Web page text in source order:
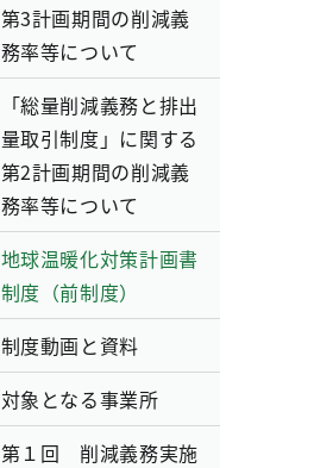
第3計画期間の削減義
務率等について
「総量削減義務と排出
量取引制度」に関する
第2計画期間の削減義
務率等について
地球温暖化対策計画書
制度（前制度）
制度動画と資料
対象となる事業所
第１回 削減義務実施